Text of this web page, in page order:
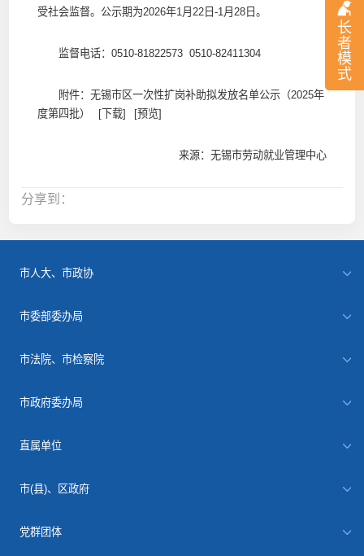
长
者
模
式
受社会监督。公示期为2026年1月22日-1月28日。
监督电话：0510-81822573 0510-82411304
附件： 无锡市区一次性扩岗补助拟发放名单公示（2025年
度第四批）
[下载] [预览]
来源：无锡市劳动就业管理中心
分享到：
市人大、市政协
市委部委办局
市法院、市检察院
市政府委办局
直属单位
市(县)、区政府
党群团体